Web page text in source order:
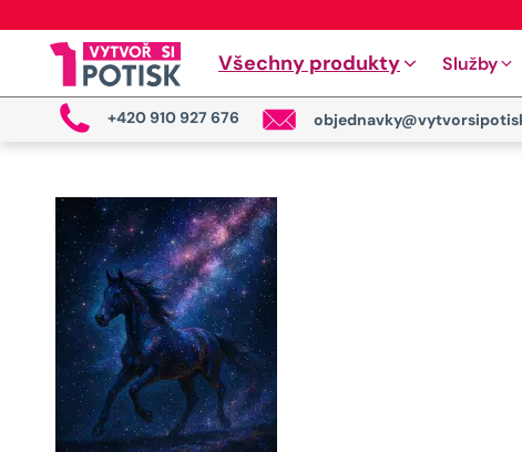
Všechny produkty Služby
+420 910 927 676